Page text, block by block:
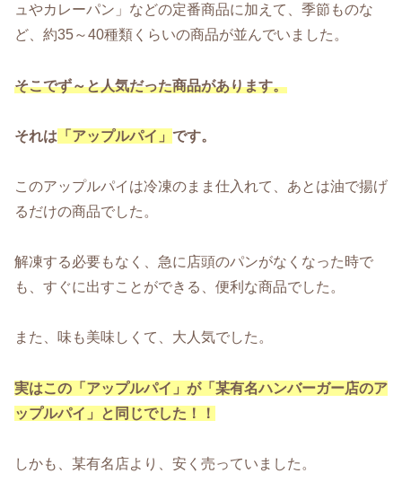
ュやカレーパン」などの定番商品に加えて、季節ものな
ど、約35～40種類くらいの商品が並んでいました。
そこでず～と人気だった商品があります。
それは 「アップルパイ」 です。
このアップルパイは冷凍のまま仕入れて、あとは油で揚げ
るだけの商品でした。
解凍する必要もなく、急に店頭のパンがなくなった時で
も、すぐに出すことができる、便利な商品でした。
また、味も美味しくて、大人気でした。
実はこの「アップルパイ」が「某有名ハンバーガー店のア
ップルパイ」と同じでした！！
しかも、某有名店より、安く売っていました。